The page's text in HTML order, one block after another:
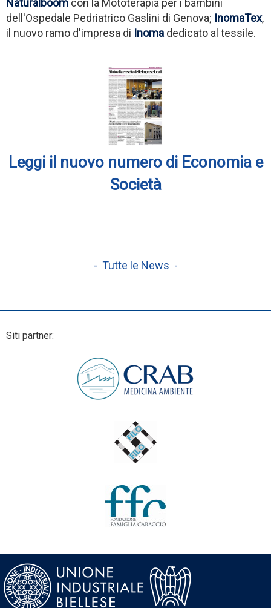
Naturalboom con la Mototerapia per i bambini
dell'Ospedale Pedriatrico Gaslini di Genova; InomaTex,
il nuovo ramo d'impresa di Inoma dedicato al tessile.
Leggi il nuovo numero di Economia e
Società
- Tutte le News -
Siti partner: